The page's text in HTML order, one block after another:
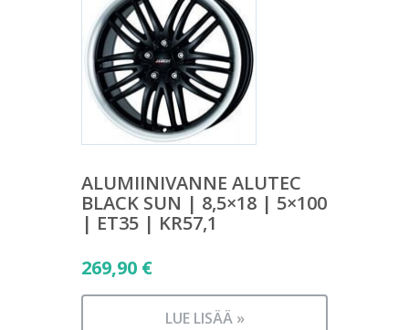
ALUMIINIVANNE ALUTEC
BLACK SUN | 8,5×18 | 5×100
| ET35 | KR57,1
269,90 €
LUE LISÄÄ »